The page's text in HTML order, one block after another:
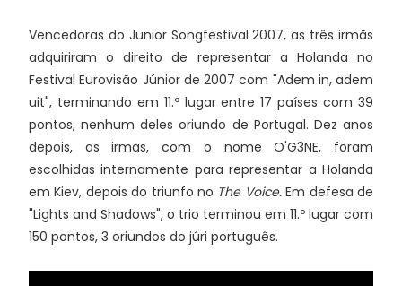
Vencedoras do Junior Songfestival 2007, as três irmãs
adquiriram o direito de representar a Holanda no
Festival Eurovisão Júnior de 2007 com "Adem in, adem
uit", terminando em 11.º lugar entre 17 países com 39
pontos, nenhum deles oriundo de Portugal. Dez anos
depois, as irmãs, com o nome O'G3NE, foram
escolhidas internamente para representar a Holanda
em Kiev, depois do triunfo no The Voice.Em defesa de
"Lights and Shadows", o trio terminou em 11.º lugar com
150 pontos, 3 oriundos do júri português.